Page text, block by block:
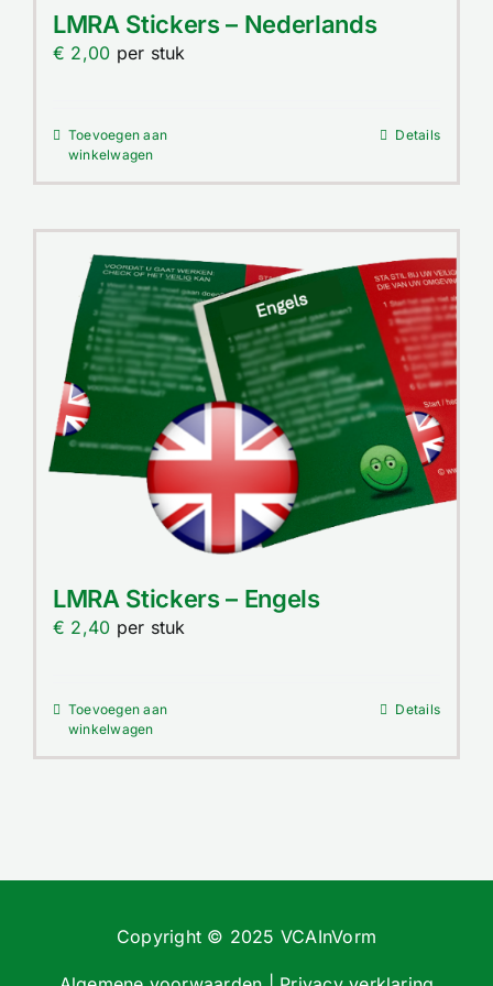
LMRA Stickers – Nederlands
€ 2,00 per stuk
Toevoegen aan
winkelwagen
Details
LMRA Stickers – Engels
€ 2,40 per stuk
Toevoegen aan
winkelwagen
Details
Copyright © 2025 VCAInVorm